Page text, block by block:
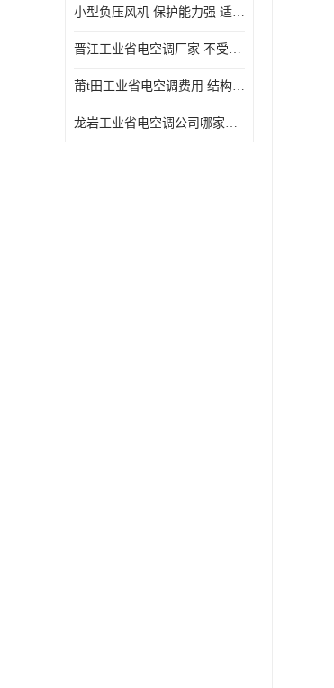
小型负压风机 保护能力强 适用面积广
晋江工业省电空调厂家 不受管长限制 节省占用空间
莆t田工业省电空调费用 结构紧凑 美观 能耗低 噪音小
龙岩工业省电空调公司哪家好 适应性强 维护简单